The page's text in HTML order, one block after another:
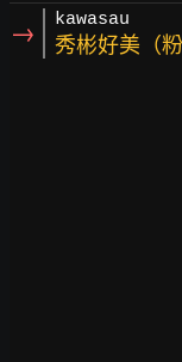
→ kawasau
秀彬好美（粉